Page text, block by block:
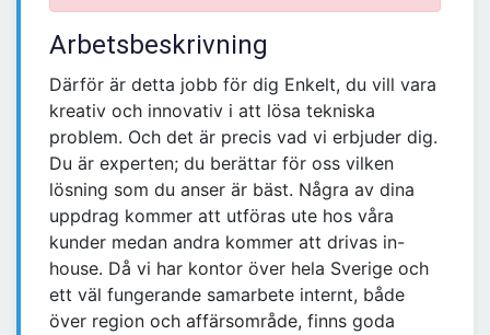
Arbetsbeskrivning
Därför är detta jobb för dig Enkelt, du vill vara
kreativ och innovativ i att lösa tekniska
problem. Och det är precis vad vi erbjuder dig.
Du är experten; du berättar för oss vilken
lösning som du anser är bäst. Några av dina
uppdrag kommer att utföras ute hos våra
kunder medan andra kommer att drivas in-
house. Då vi har kontor över hela Sverige och
ett väl fungerande samarbete internt, både
över region och affärsområde, finns goda